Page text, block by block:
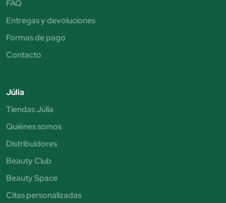
FAQ
Entregas y devoluciones
Formas de pago
Contacto
Júlia
Tiendas Júlia
Quiénes somos
Distribuidores
Beauty Club
Beauty Space
Citas personalizadas